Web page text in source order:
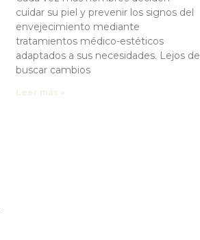
cuidar su piel y prevenir los signos del
envejecimiento mediante
tratamientos médico-estéticos
adaptados a sus necesidades. Lejos de
buscar cambios